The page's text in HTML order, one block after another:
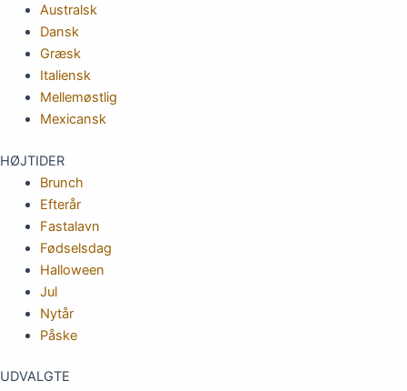
Australsk
Dansk
Græsk
Italiensk
Mellemøstlig
Mexicansk
HØJTIDER
Brunch
Efterår
Fastalavn
Fødselsdag
Halloween
Jul
Nytår
Påske
UDVALGTE